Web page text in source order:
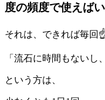
度の頻度で使えばい
それは、できれば毎回☝️
「流石に時間もないし
という方は、